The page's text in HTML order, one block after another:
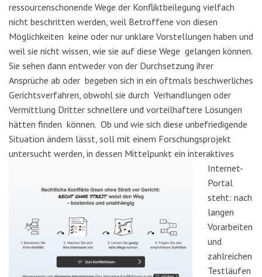
ressourcenschonende Wege der Konfliktbeilegung vielfach
nicht beschritten werden, weil Betroffene von diesen
Möglichkeiten keine oder nur unklare Vorstellungen haben und
weil sie nicht wissen, wie sie auf diese Wege gelangen können.
Sie sehen dann entweder von der Durchsetzung ihrer
Ansprüche ab oder begeben sich in ein oftmals beschwerliches
Gerichtsverfahren, obwohl sie durch Verhandlungen oder
Vermittlung Dritter schnellere und vorteilhaftere Lösungen
hätten finden können. Ob und wie sich diese unbefriedigende
Situation ändern lässt, soll mit einem Forschungsprojekt
untersucht werden, in dessen Mittelpunkt ein interaktives
Internet-
Portal
steht: nach
langen
Vorarbeiten
und
zahlreichen
Testläufen